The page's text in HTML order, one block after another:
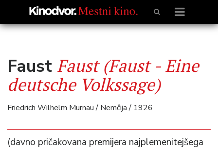
Faust Faust (Faust - Eine
deutsche Volkssage)
Friedrich Wilhelm Murnau / Nemčija / 1926
(davno pričakovana premijera najplemenitejšega